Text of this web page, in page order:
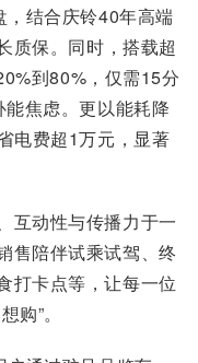
，结合庆铃40年高端
质保。同时，搭载超
到80%，仅需15分
焦虑。更以能耗降
电费超1万元，显著
互动性与传播力于一
售陪伴试乘试驾、终
打卡点等，让每一位
购”。